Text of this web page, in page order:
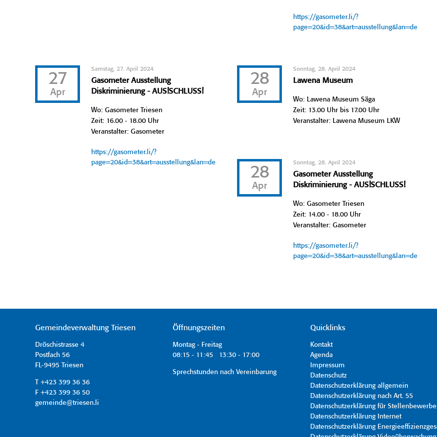
https://gasometer.li/?
page=20&id=38&art=ausstellung&lan=de
27
Apr
Samstag, 27. April 2024
Gasometer Ausstellung
Diskriminierung - AUS!SCHLUSS!
Wo: Gasometer Triesen
Zeit: 16.00 - 18.00 Uhr
Veranstalter: Gasometer
https://gasometer.li/?
page=20&id=38&art=ausstellung&lan=de
28
Apr
Sonntag, 28. April 2024
Lawena Museum
Wo: Lawena Museum Säga
Zeit: 13.00 Uhr bis 17.00 Uhr
Veranstalter: Lawena Museum LKW
28
Apr
Sonntag, 28. April 2024
Gasometer Ausstellung
Diskriminierung - AUS!SCHLUSS!
Wo: Gasometer Triesen
Zeit: 14.00 - 18.00 Uhr
Veranstalter: Gasometer
https://gasometer.li/?
page=20&id=38&art=ausstellung&lan=de
Gemeindeverwaltung Triesen
Dröschistrasse 4
Postfach 56
FL-9495 Triesen
T +423 399 36 36
F +423 399 36 50
gemeinde@triesen.li
Öffnungszeiten
Montag - Freitag
08:15 - 11:45 13:30 - 17:00
Sprechstunden nach Vereinbarung
Quicklinks
Kontakt
Agenda
Impressum
Datenschutz
Datenschutzerklärung allgemein
Datenschutzerklärung nach Art. 55
Datenschutzerklärung für
Datenschutzerklärung Internet
Datenschutzerklärung